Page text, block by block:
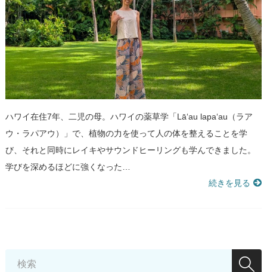
ハワイ在住7年、二児の母。ハワイの薬草学「Lāʻau lapaʻau（ラア
ウ・ラパアウ）」で、植物の力を使って人の体を整えることを学
び、それと同時にレイキやサウンドヒーリングも学んできました。
学びを深めるほどに強くなった…
続きを見る